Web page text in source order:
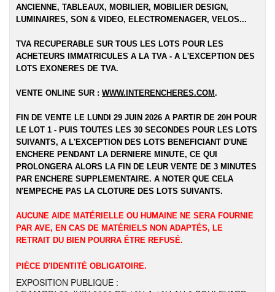
ANCIENNE, TABLEAUX, MOBILIER, MOBILIER DESIGN,
LUMINAIRES, SON & VIDEO, ELECTROMENAGER, VELOS...
TVA RECUPERABLE SUR TOUS LES LOTS POUR LES
ACHETEURS IMMATRICULES A LA TVA - A L'EXCEPTION DES
LOTS EXONERES DE TVA.
VENTE ONLINE SUR : WWW.INTERENCHERES.COM.
FIN DE VENTE LE LUNDI 29 JUIN 2026 A PARTIR DE 20H POUR
LE LOT 1 - PUIS TOUTES LES 30 SECONDES POUR LES LOTS
SUIVANTS, A L'EXCEPTION DES LOTS BENEFICIANT D'UNE
ENCHERE PENDANT LA DERNIERE MINUTE, CE QUI
PROLONGERA ALORS LA FIN DE LEUR VENTE DE 3 MINUTES
PAR ENCHERE SUPPLEMENTAIRE. A NOTER QUE CELA
N'EMPECHE PAS LA CLOTURE DES LOTS SUIVANTS.
AUCUNE AIDE MATÉRIELLE OU HUMAINE NE SERA FOURNIE
PAR AVE, EN CAS DE MATÉRIELS NON ADAPTÉS, LE
RETRAIT DU BIEN POURRA ÊTRE REFUSÉ.
PIÈCE D'IDENTITÉ OBLIGATOIRE.
EXPOSITION PUBLIQUE :